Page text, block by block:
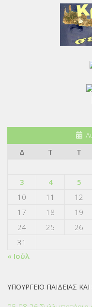
Δ
Τ Τ
3
4 5
10
11 12
17
18 19
24
25 26
31
« Ιούλ
ΥΠΟΥΡΓΕΙΟ ΠΑΙΔΕΙΑΣ